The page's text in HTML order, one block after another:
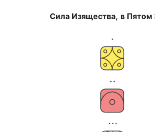
Сила Изящества, в Пятом